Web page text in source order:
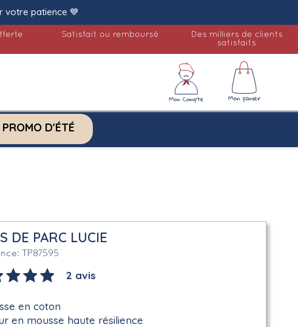
votre patience 💙
Satisfait ou remboursé
Des milliers de clients
satisfaits
PROMO D'ÉTÉ
DE PARC LUCIE
TP87595
2 avis
en coton
en mousse haute résilience